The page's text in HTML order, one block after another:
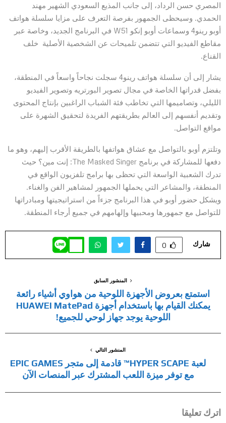
المصري حسن الرداد، إلى جانب المذيع السعودي الشهير مهند
الحمدي. وسيحظى الجمهور بفرصة التعرف على مزايا سلسلة هواتف
أوبو رينو4 وسماعات أوبو إنكو W51 في البرنامج الجديد، وخاصة عبر
مقاطع الفيديو التي تتضمن تلميحات عن الشخصية الأصلية خلف
القناع.
يشار إلى أن سلسلة هواتف رينو4 سجلت نجاحاً واسعاً في المنطقة،
بفضل قدراتها الخاصة في مجال تصوير البورتريه وتصوير الفيديو
الليلي، وتصاميمها التي تخاطب فئة الشباب الراغبين بإنتاج المحتوى
وتقديم أنفسهم إلى العالم بطريقتهم الفريدة لتحقيق الشهرة على
مواقع التواصل.
وتلتزم أوبو بالتواصل مع عشاق هواتفها بالطريقة الأقرب إليهم، وهو ما
دفعها للمشاركة في برنامج The Masked Singer: إنت مين؟ حيث
تدرك الشعبية الواسعة التي تحظى بها برامج تلفزيون الواقع في
المنطقة، والمشاعر التي يحملها الجمهور لمشاهير الفن والغناء.
ويشكل حضور أوبو في هذا البرنامج جزءاً من استراتيجيتها ومبادراتها
للتواصل مع جمهورها ومحبيها وإلهامهم في جميع أرجاء المنطقة.
شارك 0
المنشور السابق
استمتع بعروض الأجهزة اللوحية من هواوي أشياء رائعة
يمكنك القيام بها باستخدام أجهزة HUAWEI MatePad
اللوحية يوجد جهاز لوحي للجميع!
المنشور التالي
لعبة HYPER SCAPE™ قادمة إلى متجر EPIC GAMES
مع توفر ميزة اللعب المشترك عبر المنصات الآن
اترك تعليقا